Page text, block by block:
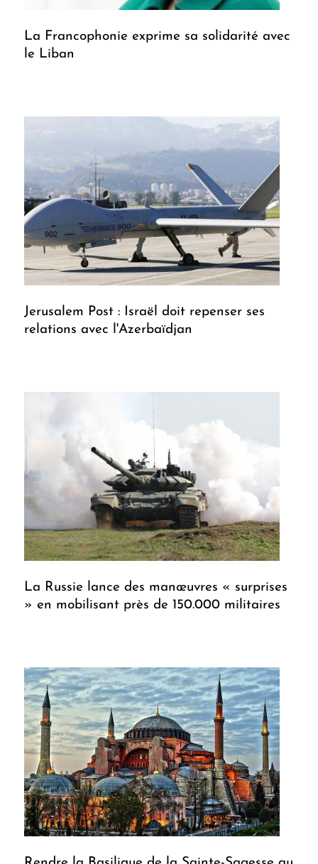
La Francophonie exprime sa solidarité avec
le Liban
Jerusalem Post : Israël doit repenser ses
relations avec l'Azerbaïdjan
La Russie lance des manœuvres « surprises
» en mobilisant près de 150.000 militaires